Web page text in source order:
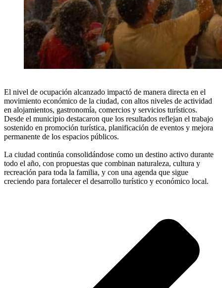
El nivel de ocupación alcanzado impactó de manera directa en el
movimiento económico de la ciudad, con altos niveles de actividad
en alojamientos, gastronomía, comercios y servicios turísticos.
Desde el municipio destacaron que los resultados reflejan el trabajo
sostenido en promoción turística, planificación de eventos y mejora
permanente de los espacios públicos.
La ciudad continúa consolidándose como un destino activo durante
todo el año, con propuestas que combinan naturaleza, cultura y
recreación para toda la familia, y con una agenda que sigue
creciendo para fortalecer el desarrollo turístico y económico local.